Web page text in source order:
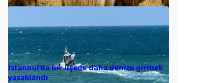
İstanbul’da bir ilçede daha denize girmek
yasaklandı